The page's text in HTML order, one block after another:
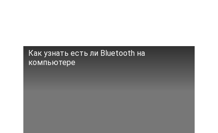
Как узнать есть ли Bluetooth на
компьютере